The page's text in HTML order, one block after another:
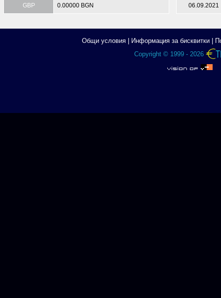
GBP 0.00000 BGN 06.09.2021
Общи условия| Информация за бисквитки|
Copyright © 1999 - 2026